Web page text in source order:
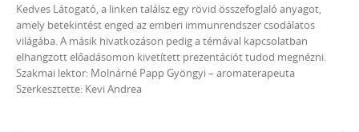
Kedves Látogató, a linken találsz egy rövid összefoglaló anyagot,
amely betekintést enged az emberi immunrendszer csodálatos
világába. A másik hivatkozáson pedig a témával kapcsolatban
elhangzott előadásomon kivetített prezentációt tudod megnézni.
Szakmai lektor: Molnárné Papp Gyöngyi – aromaterapeuta
Szerkesztette: Kevi Andrea